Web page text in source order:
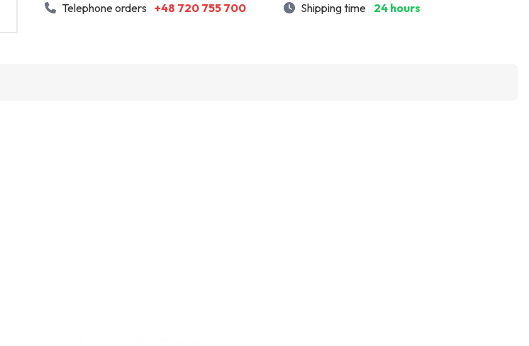
Telephone orders +48 720 755 700 Shipping time 24 hours